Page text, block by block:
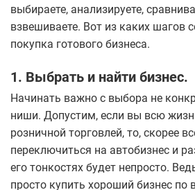
выбираете, анализируете,
взвешиваете. Вот из каких шагов
покупка готового бизнеса.
1. Выбрать и найти бизнес.
Начинать важно с выбора не
ниши. Допустим, если вы всю
розничной торговлей, то, скорее
переключиться на автобизнес и
его тонкостях будет непросто.
просто купить хороший бизнес по